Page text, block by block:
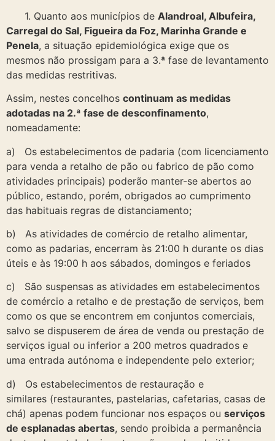
1. Quanto aos municípios de Alandroal, Albufeira,
Carregal do Sal, Figueira da Foz, Marinha Grande e
Penela, a situação epidemiológica exige que os
mesmos não prossigam para a 3.ª fase de levantamento
das medidas restritivas.
Assim, nestes concelhos continuam as medidas
adotadas na 2.ª fase de desconfinamento,
nomeadamente:
a) Os estabelecimentos de padaria (com licenciamento
para venda a retalho de pão ou fabrico de pão como
atividades principais) poderão manter-se abertos ao
público, estando, porém, obrigados ao cumprimento
das habituais regras de distanciamento;
b) As atividades de comércio de retalho alimentar,
como as padarias, encerram às 21:00 h durante os dias
úteis e às 19:00 h aos sábados, domingos e feriados
c) São suspensas as atividades em estabelecimentos
de comércio a retalho e de prestação de serviços, bem
como os que se encontrem em conjuntos comerciais,
salvo se dispuserem de área de venda ou prestação de
serviços igual ou inferior a 200 metros quadrados e
uma entrada autónoma e independente pelo exterior;
d) Os estabelecimentos de restauração e
similares (restaurantes, pastelarias, cafetarias, casas de
chá) apenas podem funcionar nos espaços ou serviços
de esplanadas abertas, sendo proibida a permanência